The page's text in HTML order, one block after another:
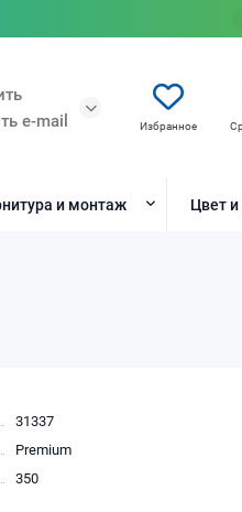
e-mail
Избранное
и монтаж Цвет
31337
Premium
350